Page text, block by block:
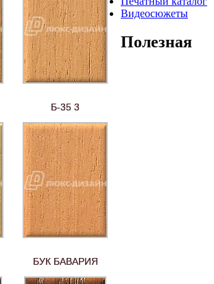
Б-35 3
БУК БАВАРИЯ
Видеосюжеты
Полезная